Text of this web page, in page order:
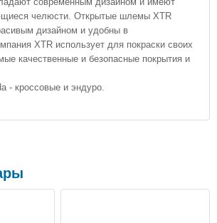
челюсти. Открытые шлемы XTR
дизайном и удобны в
XTR использует для покраски своих
качественные и безопасные покрытия и
- кроссовые и эндуро.